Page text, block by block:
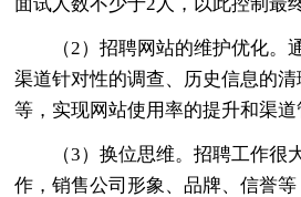
（2）招聘网站的维护优化。
渠道针对性的调查、历史信息的
等，实现网站使用率的提升和渠道
（3）换位思维。招聘工作很
作，销售公司形象、品牌、信誉